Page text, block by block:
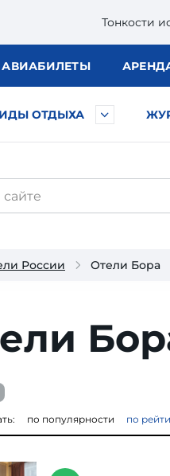
Тонкости
АВИАБИЛЕТЫ
ОТДЫХА
России Отели Бора
по популярности по